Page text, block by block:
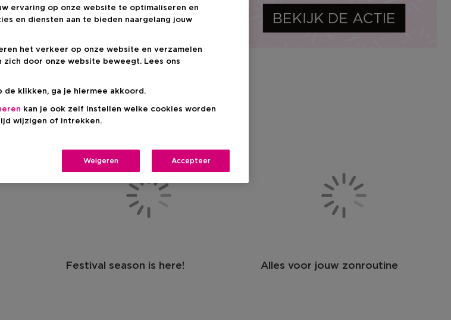
Festival season is here! Alles voor jouw zonroutine
ervaring op onze website te optimaliseren en
en diensten aan te bieden naargelang jouw
het verkeer op onze website en verzamelen
door onze website beweegt. Lees ons
de klikken, ga je hiermee akkoord.
kan je ook zelf instellen welke cookies worden
wijzigen of intrekken.
Weigeren Accepteer